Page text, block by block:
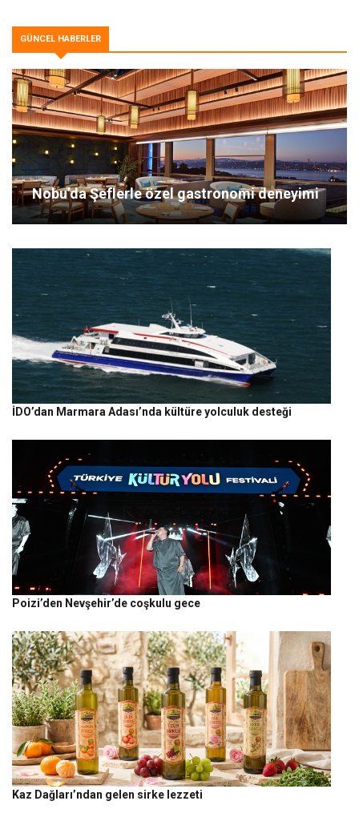
GÜNCEL HABERLER
Nobu’da Şeflerle özel gastronomi deneyimi
İDO’dan Marmara Adası’nda kültüre yolculuk desteği
Poizi’den Nevşehir’de coşkulu gece
Kaz Dağları’ndan gelen sirke lezzeti